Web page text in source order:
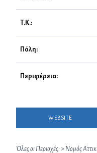
Τ.Κ.:
Πόλη:
Περιφέρεια:
WEBSITE
Όλες οι Περιοχές:> Νομός